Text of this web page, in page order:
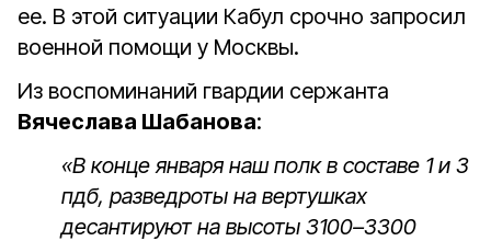
ее. В этой ситуации Кабул срочно запросил
военной помощи у Москвы.
Из воспоминаний гвардии сержанта
Вячеслава Шабанова:
«В конце января наш полк в составе 1 и 3
пдб, разведроты на вертушках
десантируют на высоты 3100–3300